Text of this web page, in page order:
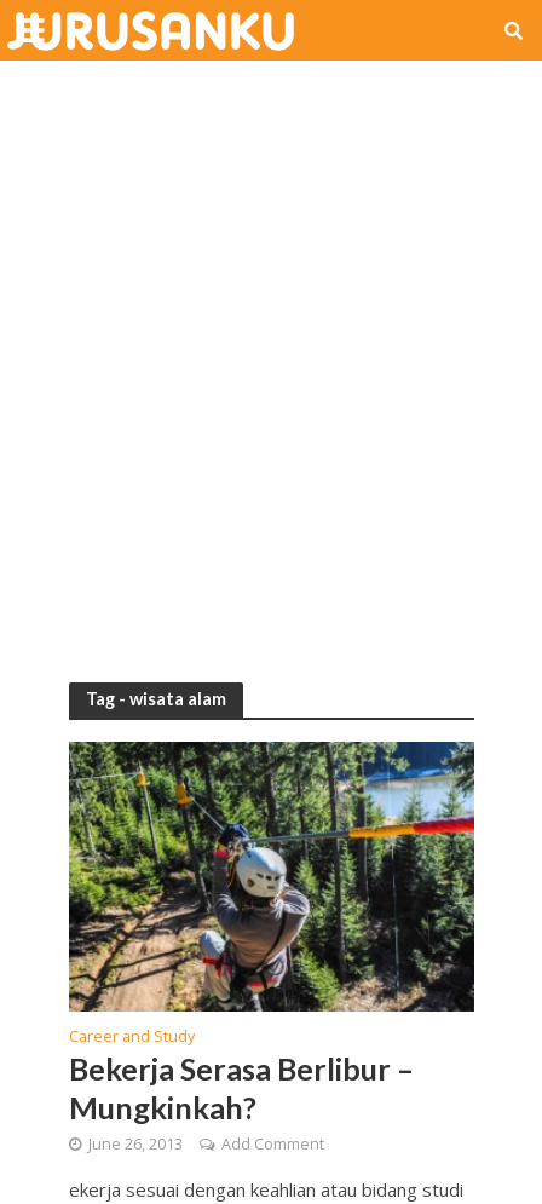
Tag - wisata alam
Career and Study
Bekerja Serasa Berlibur –
Mungkinkah?
June 26, 2013 Add Comment
ekerja sesuai dengan keahlian atau bidang studi